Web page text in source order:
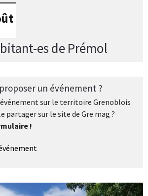
es de Prémol
un événement ?
sur le territoire Grenoblois
partager sur le site de Gre.mag ?
!